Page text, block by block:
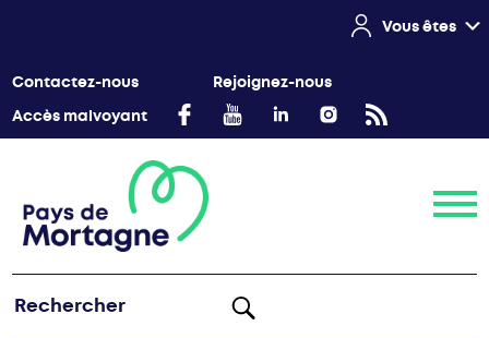
Vous êtes
Contactez-nous
Rejoignez-nous
Accès malvoyant
Menu